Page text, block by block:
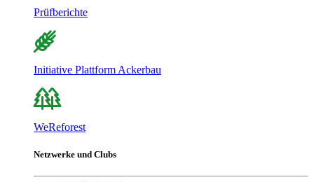
Prüfberichte
Initiative Plattform Ackerbau
WeReforest
Netzwerke und Clubs